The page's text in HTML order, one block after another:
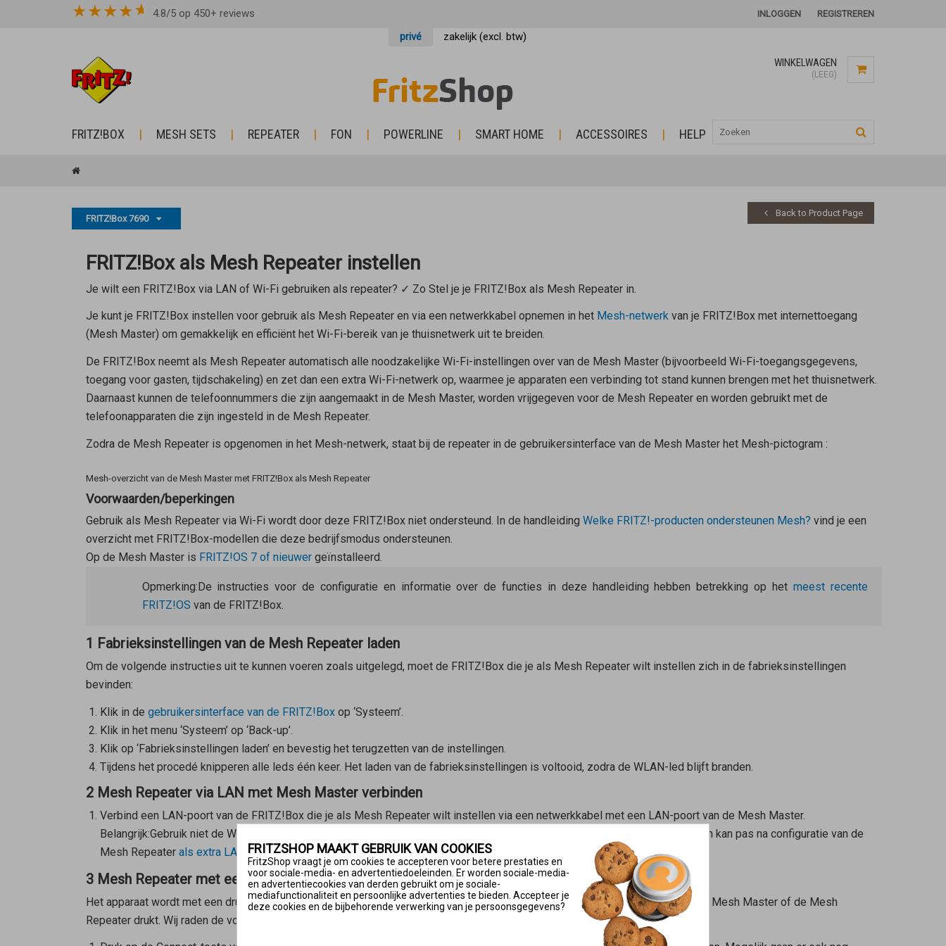
★★★★ 4.8/5 op 450+ reviews INLOGGEN REGISTREREN
privé zakelijk (excl. btw)
WINKELWAGEN
(LEEG)
FRITZ!BOX MESH SETS REPEATER FON POWERLINE SMART HOME ACCESSOIRES HELP
FRITZ!Box 7690
Back to Product Page
FRITZ!Box als Mesh Repeater instellen
Je wilt een FRITZ!Box via LAN of Wi-Fi gebruiken als repeater? ✓ Zo Stel je je FRITZ!Box als Mesh Repeater in.
Je kunt je FRITZ!Box instellen voor gebruik als Mesh Repeateren via een netwerkkabel opnemen in het Mesh-netwerkvan je FRITZ!Box met internettoegang
( Mesh Master) om gemakkelijk en efficiënt het Wi-Fi-bereik van je thuisnetwerk uit te breiden.
De FRITZ!Box neemt als Mesh Repeaterautomatisch alle noodzakelijke Wi-Fi-instellingen over van de Mesh Master(bijvoorbeeld Wi-Fi-toegangsgegevens,
toegang voor gasten, tijdschakeling) en zet dan een extra Wi-Fi-netwerk op, waarmee je apparaten een verbinding tot stand kunnen brengen met het thuisnetwerk.
Daarnaast kunnen de telefoonnummers die zijn aangemaakt in de Mesh Master, worden vrijgegeven voor de Mesh Repeateren worden gebruikt met de
telefoonapparaten die zijn ingesteld in de Mesh Repeater.
Zodra de Mesh Repeateris opgenomen in het Mesh-netwerk, staat bij de repeater in de gebruikersinterface van de Mesh Masterhet Mesh-pictogram :
Mesh-overzicht van de Mesh Master met FRITZ!Box als Mesh Repeater
Voorwaarden/beperkingen
Gebruik als Mesh Repeatervia Wi-Fi wordt door deze FRITZ!Box niet ondersteund. In de handleiding Welke FRITZ!-producten ondersteunen Mesh? vind je een
overzicht met FRITZ!Box-modellen die deze bedrijfsmodus ondersteunen.
Op de Mesh Masteris FRITZ!OS 7 of nieuwergeïnstalleerd.
Opmerking:De instructies voor de configuratie en informatie over de functies in deze handleiding hebben betrekking op het meest recente
FRITZ!OS van de FRITZ!Box.
1 Fabrieksinstellingen van de Mesh Repeater laden
Om de volgende instructies uit te kunnen voeren zoals uitgelegd, moet de FRITZ!Box die je als Mesh Repeaterwilt instellen zich in de fabrieksinstellingen
bevinden:
Klik in de gebruikersinterface van de FRITZ!Boxop ‘Systeem’.
Klik in het menu ‘Systeem’ op ‘Back-up’.
Klik op ‘Fabrieksinstellingen laden’ en bevestig het terugzetten van de instellingen.
Tijdens het procedé knipperen alle leds één keer. Het laden van de fabrieksinstellingen is voltooid, zodra de WLAN-led blijft branden.
2 Mesh Repeater via LAN met Mesh Master verbinden
Verbind een LAN-poort van de FRITZ!Box die je als Mesh Repeaterwilt instellen via een netwerkkabel met een LAN-poort van de Mesh Master.
Belangrijk:Gebruik niet de WAN-poort van de FRITZ!Box. De WAN-poort is ingesteld om een externe modem aan te sluiten en kan pas na configuratie van de
Mesh Repeater als extra LAN-poort worden ingesteld.
3 Mesh Repeater met een druk op de knop in het Mesh-netwerk opnemen
Het apparaat wordt met een druk op de knop in het Mesh-netwerk opgenomen. Het maakt niet uit of je eerst op de toets van de Mesh Masterof de Mesh
Repeaterdrukt. Wij raden de volgende volgorde aan:
FRITZSHOP MAAKT GEBRUIK VAN COOKIES
FritzShop vraagt je om cookies te accepteren voor betere prestaties en
voor sociale-media- en advertentiedoeleinden. Er worden sociale-media-
en advertentiecookies van derden gebruikt om je sociale-
mediafunctionaliteit en persoonlijke advertenties te bieden. Accepteer je
deze cookies en de bijbehorende verwerking van je persoonsgegevens?